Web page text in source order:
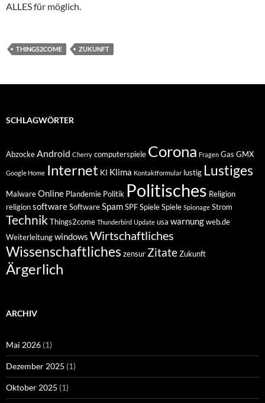
ALLES für möglich.
THINGS2COME ZUKUNFT
SCHLAGWÖRTER
AbzockeAndroid Cherry computerspiele Corona Fragen Gas GMX
Google Home Internet KI Klima Kontaktformular lustig Lustiges
MalwareOnline Plandemie Politik Politisches Religion
religionsoftwareSoftwareSpamSPFSpieleSpiele Spionage Strom
TechnikThings2come Thunderbird Update usa warnungweb.de
Weiterleitungwindows Wirtschaftliches
Wissenschaftliches zensur ZitateZukunft
Ärgerlich
ARCHIV
Mai 2026 (1)
Dezember 2025 (1)
Oktober 2025 (1)